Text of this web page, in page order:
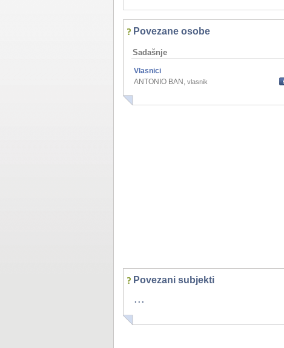
Povezane osobe
Sadašnje
Vlasnici
ANTONIO BAN , vlasnik
Povezani subjekti
...